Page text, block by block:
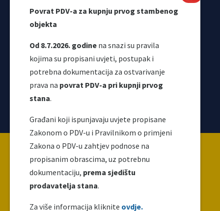
Povrat PDV-a za kupnju prvog stambenog
objekta
Od 8.7.2026. godine na snazi su pravila
kojima su propisani uvjeti, postupak i
potrebna dokumentacija za ostvarivanje
prava na povrat PDV-a pri kupnji prvog
stana.
Građani koji ispunjavaju uvjete propisane
Zakonom o PDV-u i Pravilnikom o primjeni
Zakona o PDV-u zahtjev podnose na
propisanim obrascima, uz potrebnu
dokumentaciju, prema sjedištu
prodavatelja stana.
Za više informacija kliknite ovdje.
Korisni linkovi
Copyright ©2026 Uprava za indirektno / neizravno
oporezivanje BiH
Ova web stranica napravljena je i održava se uz
finansijsku podršku Evropske unije. Za njen sadržaj